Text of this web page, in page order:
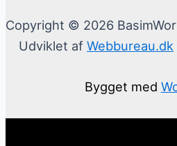
Copyright © 2026
Udviklet af Webbureau.dk
Bygget med